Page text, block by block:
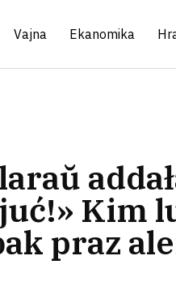
Vajna Ekanomika
Kim
praz